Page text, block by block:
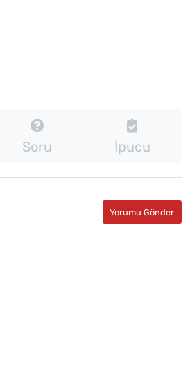
Soru İpucu